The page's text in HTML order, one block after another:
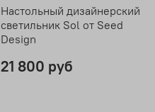
Настольный дизайнерский
светильник Sol от Seed
Design
21 800 руб